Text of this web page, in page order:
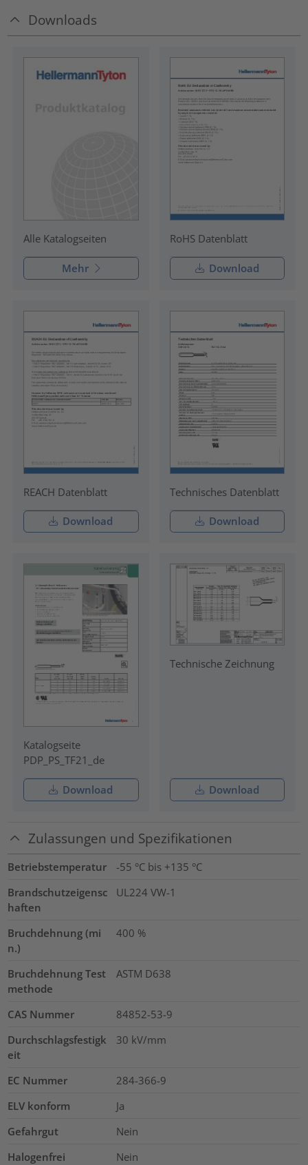
Downloads
Alle Katalogseiten
Mehr
RoHS Datenblatt
Download
REACH Datenblatt
Download
Technisches Datenblatt
Download
Katalogseite
PDP_PS_TF21_de
Download
Technische Zeichnung
Download
Zulassungen und Spezifikationen
Betriebstemperatur
-55 °C bis +135 °C
Brandschutzeigensc
haften
UL224 VW-1
Bruchdehnung (mi
n.)
400 %
Bruchdehnung Test
methode
ASTM D638
CAS Nummer
84852-53-9
Durchschlagsfestigk
eit
30 kV/mm
EC Nummer
284-366-9
ELV konform
Ja
Gefahrgut
Nein
Halogenfrei
Nein